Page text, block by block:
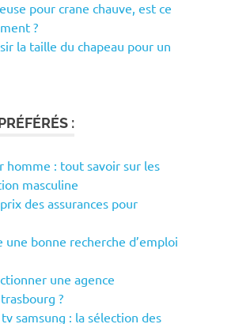
pour crane chauve, est ce
?
la taille du chapeau pour un
:
homme : tout savoir sur les
masculine
des assurances pour
bonne recherche d’emploi
une agence
?
samsung : la sélection des